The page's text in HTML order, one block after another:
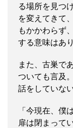
る場所を見つ
を変えてきて
もかかわらず
する意味はあ
また、古巣で
ついても言及
話をしていな
「今現在、僕
扉は閉まって